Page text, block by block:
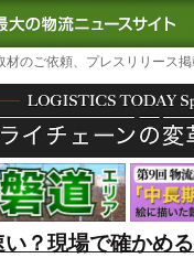
TODAY｜国内最
材のご依頼、プレスリリース
？現場で確かめ